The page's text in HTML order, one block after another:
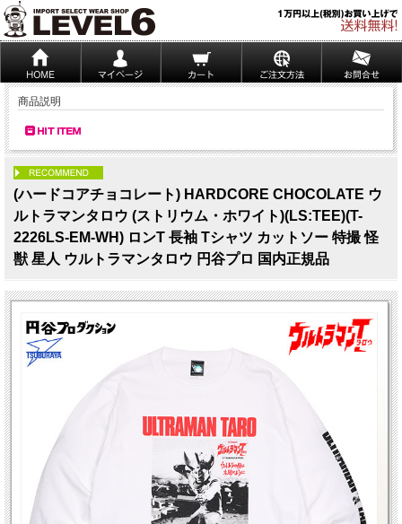
商品説明
(ハードコアチョコレート) HARDCORE CHOCOLATE ウ
ルトラマンタロウ (ストリウム・ホワイト)(LS:TEE)(T-
2226LS-EM-WH) ロンT 長袖 Tシャツ カットソー 特撮 怪
獣 星人 ウルトラマンタロウ 円谷プロ 国内正規品